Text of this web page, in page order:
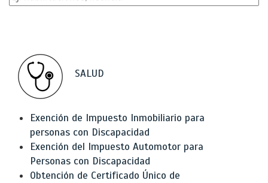
SALUD
Exención de Impuesto Inmobiliario para
personas con Discapacidad
Exención del Impuesto Automotor para
Personas con Discapacidad
Obtención de Certificado Único de